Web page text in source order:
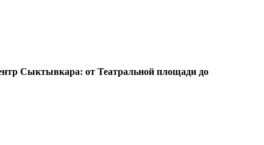
Сыктывкара: от Театральной площади до